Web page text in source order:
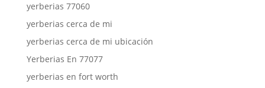
yerberias 77060
yerberias cerca de mi
yerberias cerca de mi ubicación
Yerberias En 77077
yerberias en fort worth